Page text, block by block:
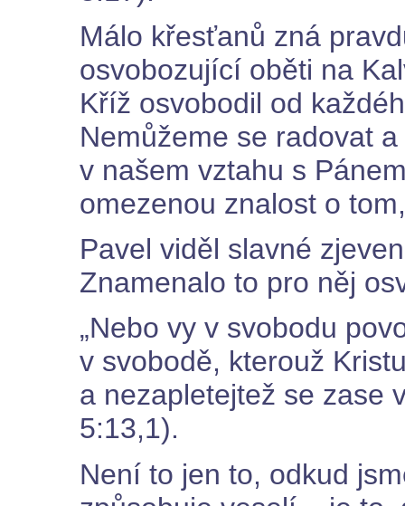
Málo křesťanů zná
osvobozující oběti na
Kříž osvobodil od
Nemůžeme se radovat
v našem vztahu s
omezenou znalost o
Pavel viděl slavné
Znamenalo to pro něj
„Nebo vy v svobodu
v svobodě, kterouž
a nezapletejtež se zase
5:13,1).
Není to jen to, odkud